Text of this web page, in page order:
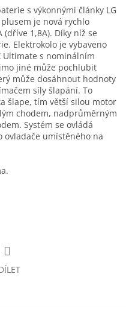
s výkonnými články LG
je nová rychlo
1,8A). Díky níž se
Elektrokolo je vybaveno
Ultimate s nominálním
jiné může pochlubit
může dosáhnout hodnoty
síly šlapání. To
šlape, tím větší silou motor
chodem, nadprůměrným
Systém se ovládá
ovladače umístěného na